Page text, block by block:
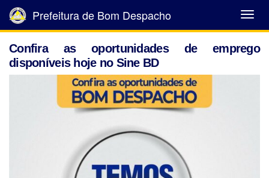
Abrir
Menu
Prefeitura de Bom Despacho
Confira as oportunidades de emprego
disponíveis hoje no Sine BD